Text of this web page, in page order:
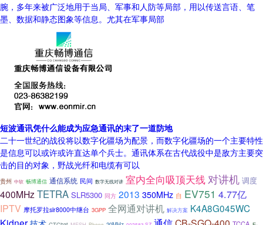
腕，多年来被广泛地用于当局、军事和人防等局部，用以传送言语、笔
墨、数据和静态图象等信息。尤其在军事局部
短波通讯凭什么能成为应急通讯的末了一道防地
二十一世纪的战役将以数字化疆场为配景，而数字化疆场的一个主要特性
是信息可以或许或许直达单个兵士。通讯体系在古代战役中是敌方主要突
击的目的对象，野战光纤和电缆有可以
贵州 中软 畅博通信 通信系统 民间 数字无线对讲 室内全向吸顶天线 对讲机 调度
400MHz TETRA SLR5300 同方 2013 350MHz 自 EV751 4.77亿
IPTV 摩托罗拉slr8000中继台 3GPP 全网通对讲机 解决方案 K4A8G045WC